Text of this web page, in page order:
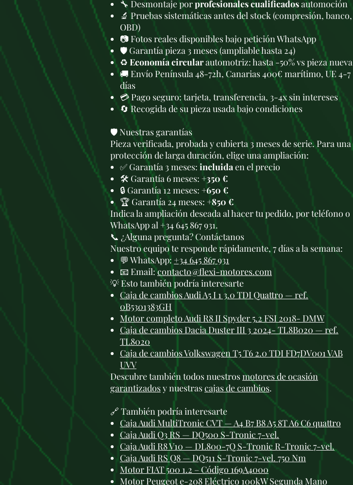
🔧 Desmontaje porprofesionales cualificadosautomoción
🔬 Pruebas sistemáticas antes del stock (compresión, banco,
OBD)
📷 Fotos reales disponibles bajo petición WhatsApp
🛡️ Garantía pieza 3 meses (ampliable hasta 24)
♻️ Economía circularautomotriz: hasta -50% vs pieza nueva
🚚 Envío Península 48-72h, Canarias 400€ marítimo, UE 4-7
días
💳 Pago seguro: tarjeta, transferencia, 3-4x sin intereses
🔄 Recogida de su pieza usada bajo condiciones
🛡️ Nuestras garantías
Pieza verificada, probada y cubierta 3 meses de serie. Para una
protección de larga duración, elige una ampliación:
✅ Garantía 3 meses: incluidaen el precio
🛠️ Garantía 6 meses: +350 €
🔒 Garantía 12 meses: +650 €
🏆 Garantía 24 meses: +850 €
Indica la ampliación deseada al hacer tu pedido, por teléfono o
WhatsApp al +34 645 867 931.
📞 ¿Alguna pregunta? Contáctanos
Nuestro equipo te responde rápidamente, 7 días a la semana:
💬 WhatsApp: +34 645 867 931
📧 Email:contacto@flexi-motores.com
💡 Esto también podría interesarte
Caja de cambios Audi A5 I 1 3.0 TDI Quattro — ref.
0B5301383GH
Motor completo Audi R8 II Spyder 5.2 FSI 2018- DMW
Caja de cambios Dacia Duster III 3 2024- TL8B020 — ref.
TL8020
Caja de cambios Volkswagen T5 T6 2.0 TDI FD7DV001 VAB
UVV
Descubre también todos nuestrosmotores de ocasión
garantizadosy nuestrascajas de cambios.
🔗 También podría interesarte
Caja Audi MultiTronic CVT — A4 B7 B8 A5 8T A6 C6 quattro
Caja Audi Q3 RS — DQ500 S-Tronic 7-vel.
Caja Audi R8 V10 — DL800-7Q S-Tronic R-Tronic 7-vel.
Caja Audi RS Q8 — DQ511 S-Tronic 7-vel. 750 Nm
Motor FIAT 500 1.2 – Código 169A4000
Motor Peugeot e-208 Eléctrico 100kW Segunda Mano